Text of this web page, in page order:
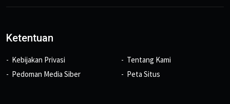
Ketentuan
Kebijakan Privasi
Pedoman Media Siber
Tentang Kami
Peta Situs